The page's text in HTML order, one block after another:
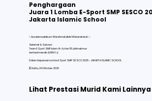
Lihat selengkapnya
Penghargaan
Juara 1 Lomba E-Sport SMP SESCO
Jakarta Islamic School
✨Assalamualaikum Warahmatullahi Wabarakatuh ✨
Selamat & Sukses!
Team ESport SMP Islam Al-Azhar 55 Jatimakmur
berhasil meraih JUARA 1 🥇
Dalam Kejuaraan Lomba ESport SMP SESCO 2025 - JAKARTA ISLAMIC SCHOOL
⏳Sabtu, 04 Oktober 2025
Lihat Prestasi Murid Kami